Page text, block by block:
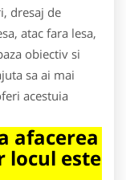
dresaj de
atac fara lesa,
obiectiv si
sa ai mai
acestuia
afacerea
locul este